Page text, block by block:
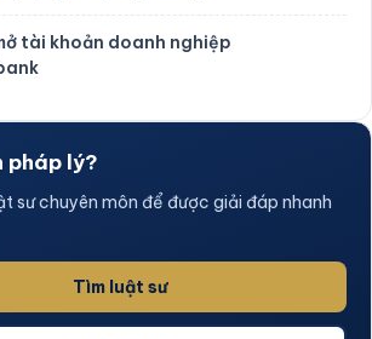
tài khoản doanh nghiệp
pháp lý?
sư chuyên môn để được giải đáp nhanh
Tìm luật sư